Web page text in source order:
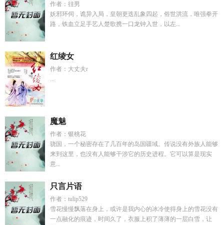
作者：徍男
妖邪环伺，诡异入局，皇朝更迭乱象四起，俗世洪流，唯强拳开
路，铁血立足手艺人楚歌携一口龙钟入世，以左...
红绫女
作者：大丈夫r
...
魔魅
作者：银桃花
骁国，一个秘密存在了几百年的岛国疆域。传说没有外族人能够
来到这里，也没有人能够干涉它的历史进程。它可以算是现实
意...
只言片语
作者：tulip529
雪花慢慢飘落在身上，或许是我内心的冰冷使得身上的雪花没有
一点融化的痕迹，时间久了，衣服上积了薄薄的一层白雪，让